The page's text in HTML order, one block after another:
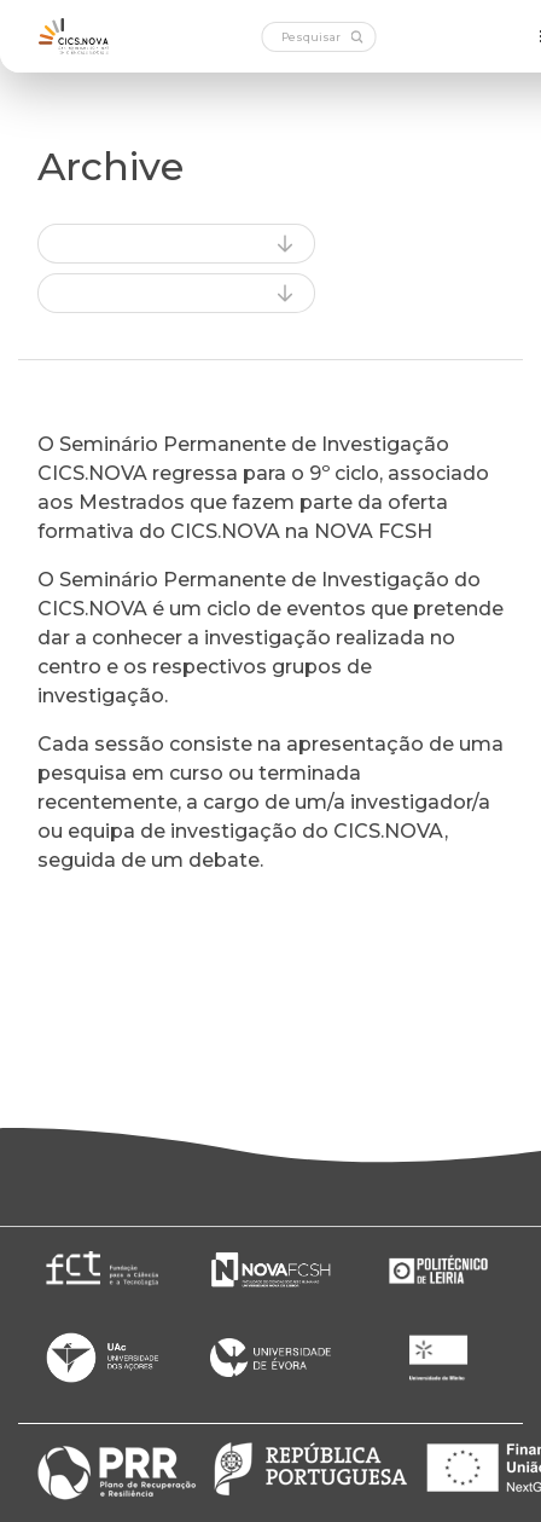
Archive
O Seminário Permanente de Investigação
CICS.NOVA regressa para o 9º ciclo, associado
aos Mestrados que fazem parte da oferta
formativa do CICS.NOVA na NOVA FCSH
O Seminário Permanente de Investigação do
CICS.NOVA é um ciclo de eventos que pretende
dar a conhecer a investigação realizada no
centro e os respectivos grupos de
investigação.
Cada sessão consiste na apresentação de uma
pesquisa em curso ou terminada
recentemente, a cargo de um/a investigador/a
ou equipa de investigação do CICS.NOVA,
seguida de um debate.